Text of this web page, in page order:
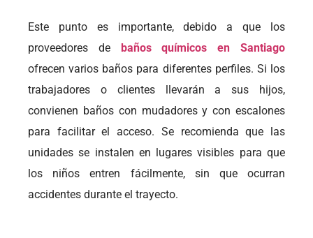
Este punto es importante, debido a que los
proveedores de baños químicos en Santiago
ofrecen varios baños para diferentes perfiles. Si los
trabajadores o clientes llevarán a sus hijos,
convienen baños con mudadores y con escalones
para facilitar el acceso. Se recomienda que las
unidades se instalen en lugares visibles para que
los niños entren fácilmente, sin que ocurran
accidentes durante el trayecto.